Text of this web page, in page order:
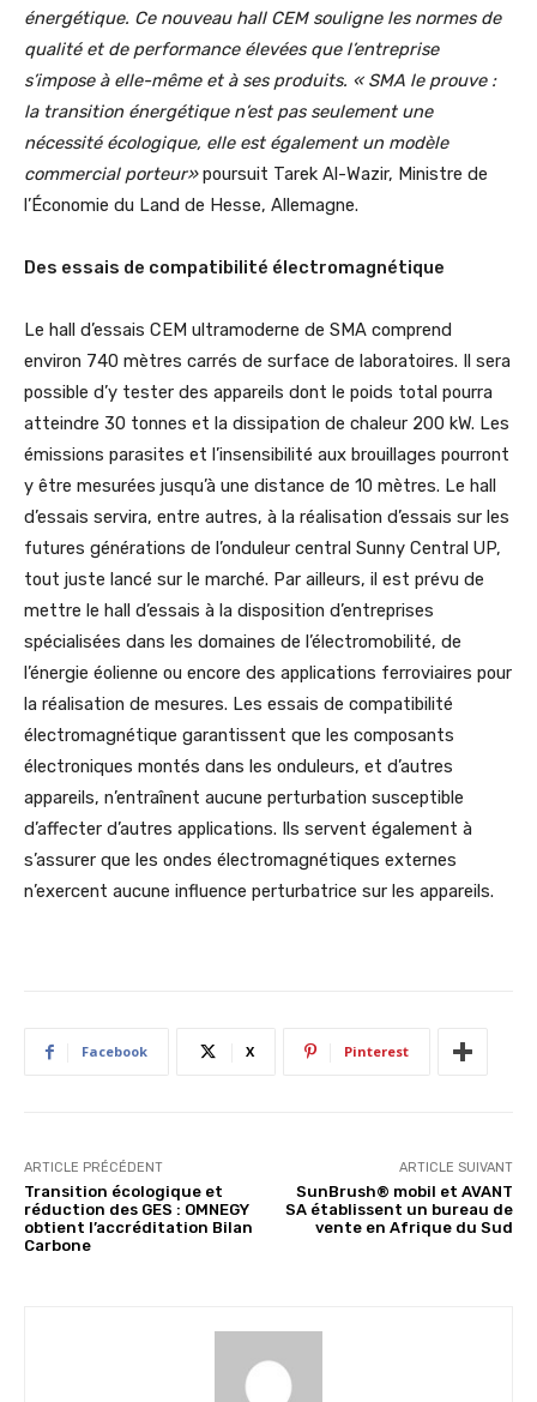
énergétique. Ce nouveau hall CEM souligne les normes de
qualité et de performance élevées que l’entreprise
s’impose à elle-même et à ses produits. « SMA le prouve :
la transition énergétique n’est pas seulement une
nécessité écologique, elle est également un modèle
commercial porteur»poursuit Tarek Al-Wazir, Ministre de
l’Économie du Land de Hesse, Allemagne.
Des essais de compatibilité électromagnétique
Le hall d’essais CEM ultramoderne de SMA comprend
environ 740 mètres carrés de surface de laboratoires. Il sera
possible d’y tester des appareils dont le poids total pourra
atteindre 30 tonnes et la dissipation de chaleur 200 kW. Les
émissions parasites et l’insensibilité aux brouillages pourront
y être mesurées jusqu’à une distance de 10 mètres. Le hall
d’essais servira, entre autres, à la réalisation d’essais sur les
futures générations de l’onduleur central Sunny Central UP,
tout juste lancé sur le marché. Par ailleurs, il est prévu de
mettre le hall d’essais à la disposition d’entreprises
spécialisées dans les domaines de l’électromobilité, de
l’énergie éolienne ou encore des applications ferroviaires pour
la réalisation de mesures. Les essais de compatibilité
électromagnétique garantissent que les composants
électroniques montés dans les onduleurs, et d’autres
appareils, n’entraînent aucune perturbation susceptible
d’affecter d’autres applications. Ils servent également à
s’assurer que les ondes électromagnétiques externes
n’exercent aucune influence perturbatrice sur les appareils.
Facebook X Pinterest
ARTICLE PRÉCÉDENT
Transition écologique et
réduction des GES : OMNEGY
obtient l’accréditation Bilan
Carbone
ARTICLE SUIVANT
SunBrush® mobil et AVANT
SA établissent un bureau de
vente en Afrique du Sud